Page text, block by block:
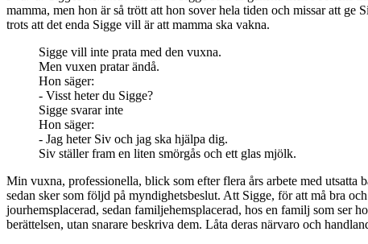
mamma, men hon är så trött att hon sover hela tiden och missar att
trots att det enda Sigge vill är att mamma ska vakna.
Sigge vill inte prata med den vuxna.
Men vuxen pratar ändå.
Hon säger:
- Visst heter du Sigge?
Sigge svarar inte
Hon säger:
- Jag heter Siv och jag ska hjälpa dig.
Siv ställer fram en liten smörgås och ett glas mjölk.
Min vuxna, professionella, blick som efter flera års arbete med utsatta
sedan sker som följd på myndighetsbeslut. Att Sigge, för att må bra
jourhemsplacerad, sedan familjehemsplacerad, hos en familj som ser
berättelsen, utan snarare beskriva dem. Låta deras närvaro och